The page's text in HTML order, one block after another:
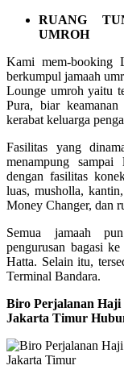
RUANG
UMROH
Kami mem-booking
berkumpul jamaah
Lounge umroh yaitu
Pura, biar
kerabat keluarga
Fasilitas yang
menampung
dengan fasilitas
luas, musholla,
Money Changer, dan
Semua jamaah
pengurusan bagasi
Hatta. Selain itu,
Terminal Bandara.
Biro Perjalanan
Jakarta Timur